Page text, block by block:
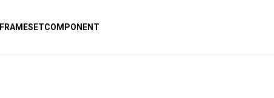
FRAMESETCOMPONENT